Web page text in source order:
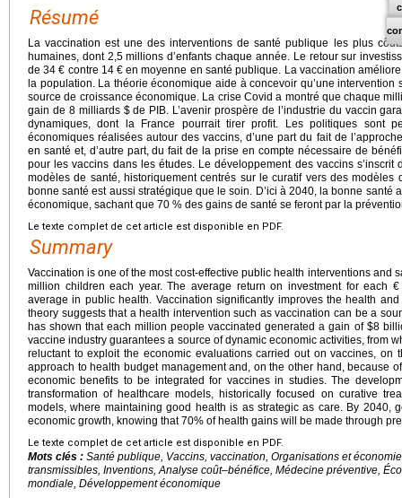
Résumé
La vaccination est une des interventions de santé publique les plus
humaines, dont 2,5 millions d’enfants chaque année. Le retour sur
de 34 € contre 14 € en moyenne en santé publique. La vaccination
la population. La théorie économique aide à concevoir qu’une
source de croissance économique. La crise Covid a montré que chaque
gain de 8 milliards $ de PIB. L’avenir prospère de l’industrie du vaccin
dynamiques, dont la France pourrait tirer profit. Les politiques sont
économiques réalisées autour des vaccins, d’une part du fait de
en santé et, d’autre part, du fait de la prise en compte nécessaire de
pour les vaccins dans les études. Le développement des vaccins s’inscrit
modèles de santé, historiquement centrés sur le curatif vers des
bonne santé est aussi stratégique que le soin. D’ici à 2040, la bonne santé
économique, sachant que 70 % des gains de santé se feront par la
Le texte complet de cet article est disponible en PDF.
Summary
Vaccination is one of the most cost-effective public health interventions and
million children each year. The average return on investment for each
average in public health. Vaccination significantly improves the health
theory suggests that a health intervention such as vaccination can be a
has shown that each million people vaccinated generated a gain of $8
vaccine industry guarantees a source of dynamic economic activities, from
reluctant to exploit the economic evaluations carried out on vaccines, on
approach to health budget management and, on the other hand, because
economic benefits to be integrated for vaccines in studies. The
transformation of healthcare models, historically focused on curative
models, where maintaining good health is as strategic as care. By 2040,
economic growth, knowing that 70% of health gains will be made through
Le texte complet de cet article est disponible en PDF.
Mots clés : Santé publique, Vaccins, vaccination, Organisations et
transmissibles, Inventions, Analyse coût–bénéfice, Médecine préventive,
mondiale, Développement économique